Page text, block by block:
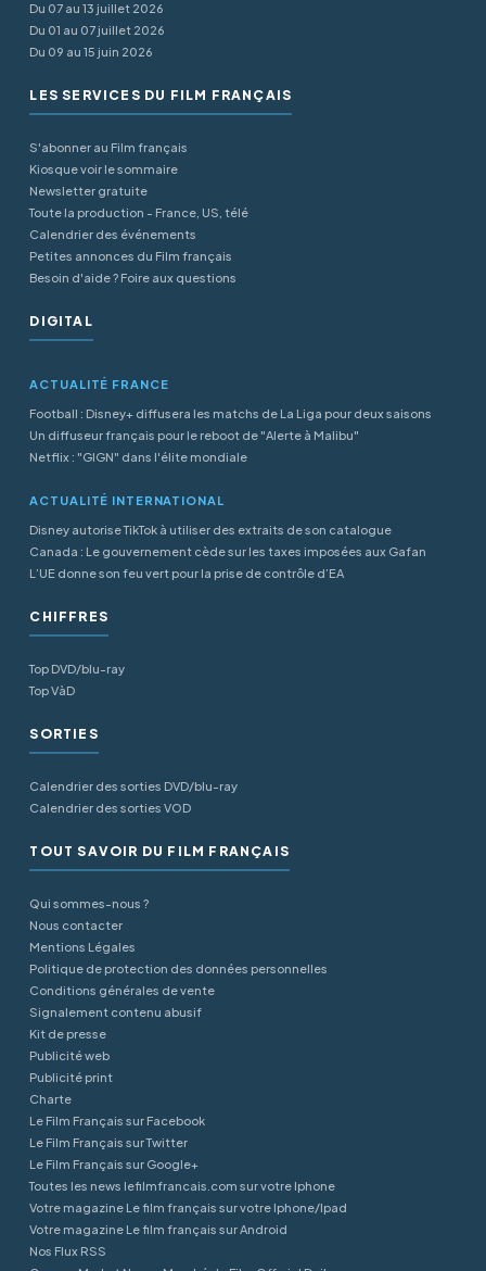
Du 07 au 13 juillet 2026
Du 01 au 07 juillet 2026
Du 09 au 15 juin 2026
LES SERVICES DU FILM FRANÇAIS
S'abonner au Film français
Kiosque voir le sommaire
Newsletter gratuite
Toute la production - France, US, télé
Calendrier des événements
Petites annonces du Film français
Besoin d'aide ? Foire aux questions
DIGITAL
ACTUALITÉ FRANCE
Football : Disney+ diffusera les matchs de La Liga pour deux saisons
Un diffuseur français pour le reboot de "Alerte à Malibu"
Netflix : "GIGN" dans l'élite mondiale
ACTUALITÉ INTERNATIONAL
Disney autorise TikTok à utiliser des extraits de son catalogue
Canada : Le gouvernement cède sur les taxes imposées aux Gafan
L’UE donne son feu vert pour la prise de contrôle d’EA
CHIFFRES
Top DVD/blu-ray
Top VàD
SORTIES
Calendrier des sorties DVD/blu-ray
Calendrier des sorties VOD
TOUT SAVOIR DU FILM FRANÇAIS
Qui sommes-nous ?
Nous contacter
Mentions Légales
Politique de protection des données personnelles
Conditions générales de vente
Signalement contenu abusif
Kit de presse
Publicité web
Publicité print
Charte
Le Film Français sur Facebook
Le Film Français sur Twitter
Le Film Français sur Google+
Toutes les news lefilmfrancais.com sur votre Iphone
Votre magazine Le film français sur votre Iphone/Ipad
Votre magazine Le film français sur Android
Nos Flux RSS